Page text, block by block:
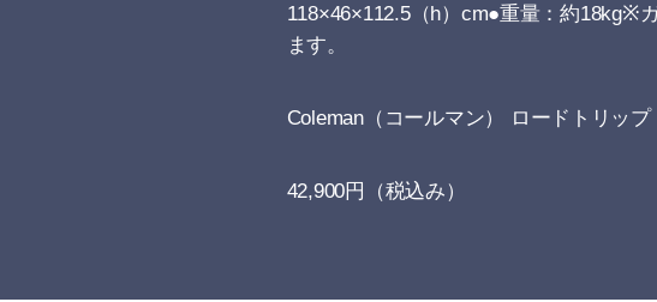
118×46×112.5（h）cm●重量：約18kg※
ます。
Coleman（コールマン） ロードトリッ
42,900円（税込み）